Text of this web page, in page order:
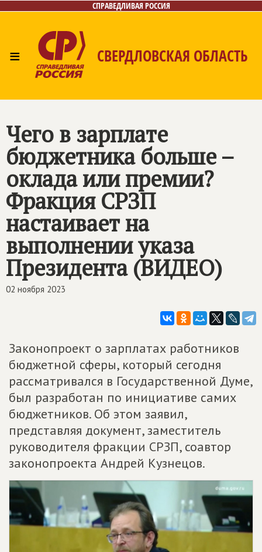
СПРАВЕДЛИВАЯ РОССИЯ
≡ СВЕРДЛОВСКАЯ ОБЛАСТЬ
Чего в зарплате
бюджетника больше –
оклада или премии?
Фракция СРЗП
настаивает на
выполнении указа
Президента (ВИДЕО)
02 ноября 2023
Законопроект о зарплатах работников
бюджетной сферы, который сегодня
рассматривался в Государственной Думе,
был разработан по инициативе самих
бюджетников. Об этом заявил,
представляя документ, заместитель
руководителя фракции СРЗП, соавтор
законопроекта Андрей Кузнецов.